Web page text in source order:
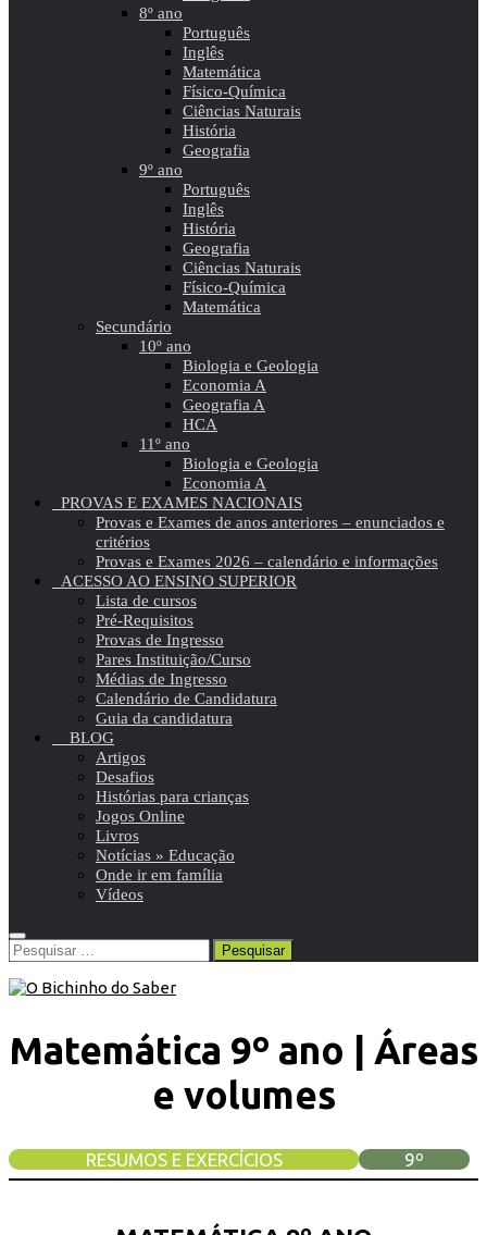
8º ano
Português
Inglês
Matemática
Físico-Química
Ciências Naturais
História
Geografia
9º ano
Português
Inglês
História
Geografia
Ciências Naturais
Físico-Química
Matemática
Secundário
10º ano
Biologia e Geologia
Economia A
Geografia A
HCA
11º ano
Biologia e Geologia
Economia A
PROVAS E EXAMES NACIONAIS
Provas e Exames de anos anteriores – enunciados e
critérios
Provas e Exames 2026 – calendário e informações
ACESSO AO ENSINO SUPERIOR
Lista de cursos
Pré-Requisitos
Provas de Ingresso
Pares Instituição/Curso
Médias de Ingresso
Calendário de Candidatura
Guia da candidatura
BLOG
Artigos
Desafios
Histórias para crianças
Jogos Online
Livros
Notícias » Educação
Onde ir em família
Vídeos
Pesquisar
por:
Matemática 9º ano | Áreas
e volumes
RESUMOS E EXERCÍCIOS 9º